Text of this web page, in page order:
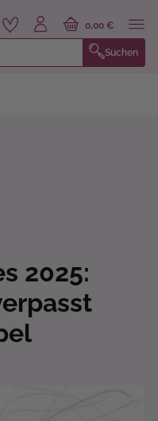
Suchen
0,00 €
2025: